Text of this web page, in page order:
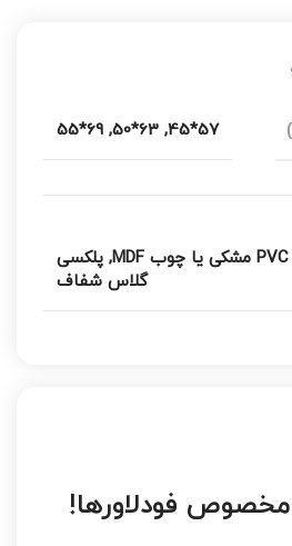
57*45
,
63*50
,
69*55
PVC مشکی یا چوب MDF , پلکسی
گلاس شفاف
فودلاورها!